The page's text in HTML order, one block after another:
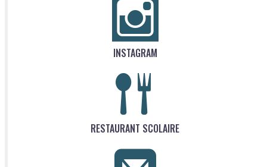
INSTAGRAM
RESTAURANT SCOLAIRE